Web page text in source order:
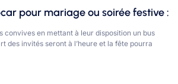
pour mariage ou soirée festive :
convives en mettant à leur disposition un bus
des invités seront à l’heure et la fête pourra